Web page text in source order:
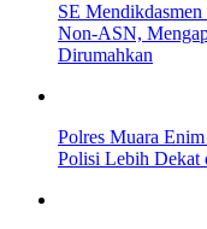
SE
Non-ASN,
Dirumahkan
Polres Muara
Polisi Lebih Dekat